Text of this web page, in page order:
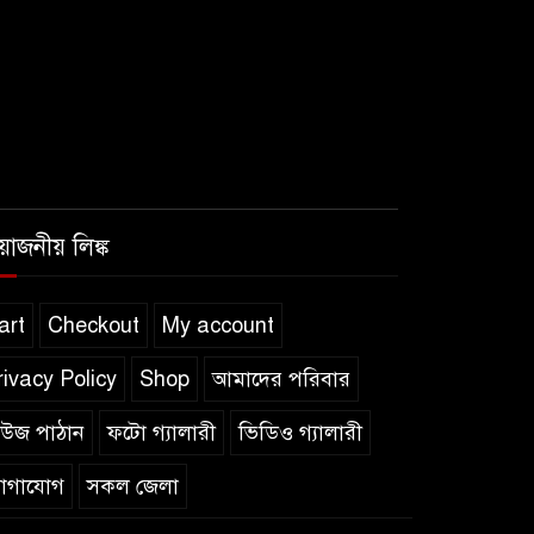
লিঙ্ক
Checkout My account
Policy Shop আমাদের পরিবার
পাঠান ফটো গ্যালারী ভিডিও গ্যালারী
সকল জেলা